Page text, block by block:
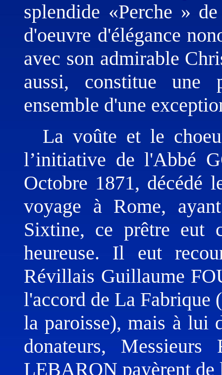
splendide «Perche »
d'oeuvre d'élégance
avec son admirable
aussi, constitue une
ensemble d'une
La voûte et le
l’initiative de l'Abbé
Octobre 1871, décédé
voyage à Rome,
Sixtine, ce prêtre eut
heureuse. Il eut
Révillais Guillaume
l'accord de La Fabrique
la paroisse), mais à lui
donateurs,
LEBARON payèrent de